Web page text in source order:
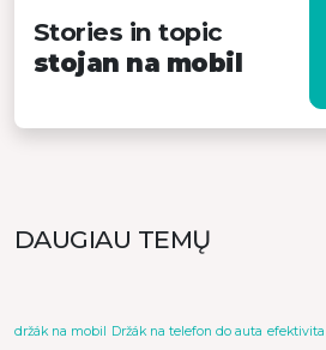
Stories in topic
stojan na mobil
DAUGIAU TEMŲ
držák na mobil Držák na telefon do auta efektivita